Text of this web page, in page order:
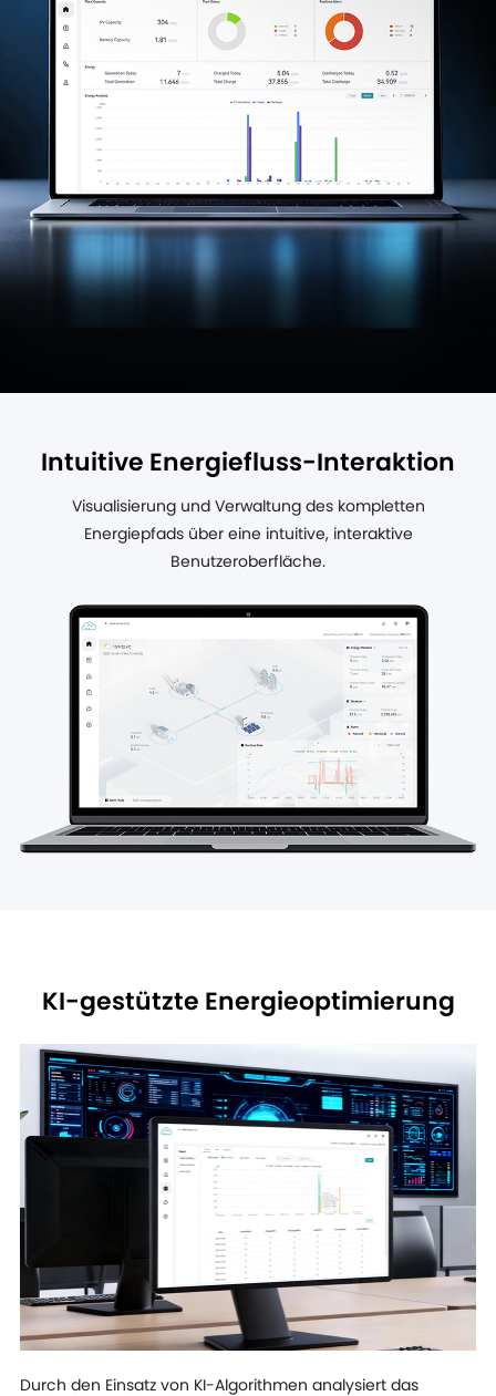
Intuitive Energiefluss-Interaktion
Visualisierung und Verwaltung des kompletten
Energiepfads über eine intuitive, interaktive
Benutzeroberfläche.
KI-gestützte Energieoptimierung
Durch den Einsatz von KI-Algorithmen analysiert das